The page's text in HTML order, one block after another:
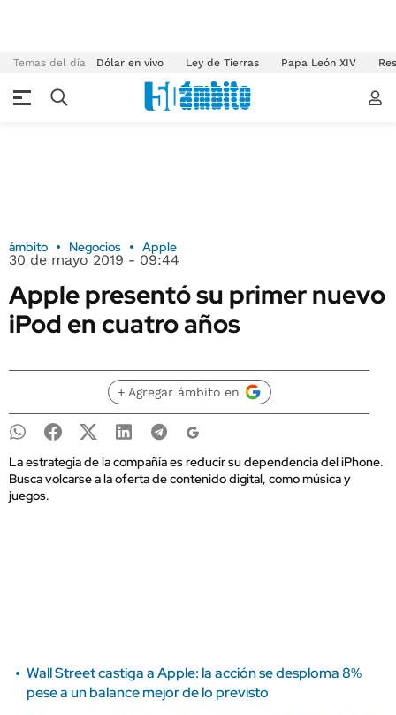
Temas del día Dólar en vivo Ley de Tierras Papa León XIV
ámbito Negocios Apple
30 de mayo 2019 - 09:44
Apple presentó su primer nuevo
iPod en cuatro años
+ Agregar ámbito en
La estrategia de la compañía es reducir su dependencia del iPhone.
Busca volcarse a la oferta de contenido digital, como música y
juegos.
Wall Street castiga a Apple: la acción se desploma 8%
pese a un balance mejor de lo previsto